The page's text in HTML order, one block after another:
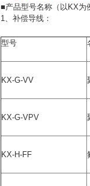
■产品型号名称（以KX为
1、补偿导线：
型号
KX-G-VV
KX-G-VPV
KX-H-FF